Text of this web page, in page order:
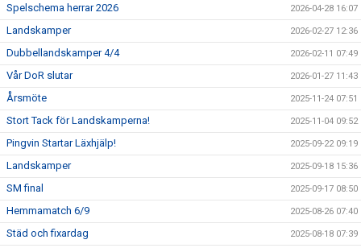
Spelschema herrar 2026 2026-04-28 16:07
Landskamper 2026-02-27 12:36
Dubbellandskamper 4/4 2026-02-11 07:49
Vår DoR slutar 2026-01-27 11:43
Årsmöte 2025-11-24 07:51
Stort Tack för Landskamperna! 2025-11-04 09:52
Pingvin Startar Läxhjälp! 2025-09-22 09:19
Landskamper 2025-09-18 15:36
SM final 2025-09-17 08:50
Hemmamatch 6/9 2025-08-26 07:40
Städ och fixardag 2025-08-18 07:39